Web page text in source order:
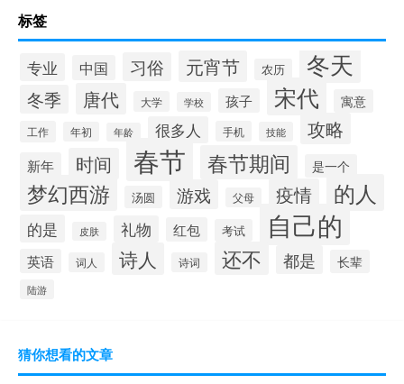
标签
专业 中国 习俗 元宵节 农历 冬天
冬季 唐代 大学 学校 孩子 宋代 寓意
工作 年初 年龄 很多人 手机 技能 攻略
新年 时间 春节 春节期间 是一个
梦幻西游 汤圆 游戏 父母 疫情 的人
的是 皮肤 礼物 红包 考试 自己的
英语 词人 诗人 诗词 还不 都是 长辈
陆游
猜你想看的文章